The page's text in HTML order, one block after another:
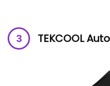
TEKCOOL